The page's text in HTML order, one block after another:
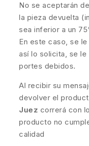
No se aceptarán
la pieza devuelta
sea inferior a un
En este caso, se
así lo solicita, se
portes debidos.
Al recibir su
devolver el
Juez correrá con
producto no
calidad